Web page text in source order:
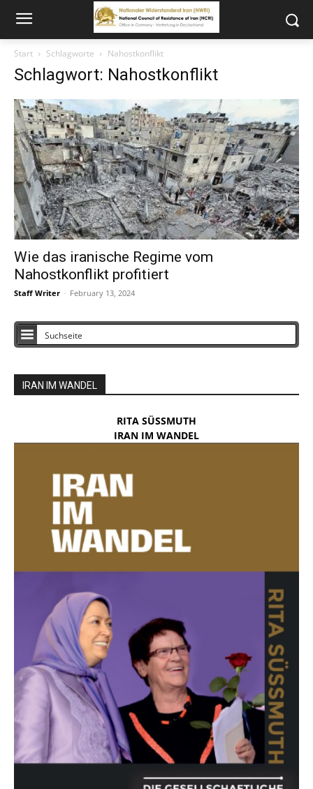
Start Schlagworte Nahostkonflikt
Schlagwort: Nahostkonflikt
Wie das iranische Regime vom
Nahostkonflikt profitiert
Staff Writer - February 13, 2024
IRAN IM WANDEL
RITA SÜSSMUTH
IRAN IM WANDEL